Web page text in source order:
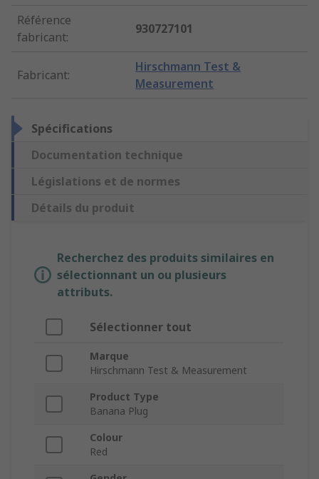
Référence
fabricant:
930727101
Fabricant:
Hirschmann Test &
Measurement
Spécifications
Documentation technique
Législations et de normes
Détails du produit
Recherchez des produits similaires en
sélectionnant un ou plusieurs
attributs.
Sélectionner tout
Marque
Hirschmann Test & Measurement
Product Type
Banana Plug
Colour
Red